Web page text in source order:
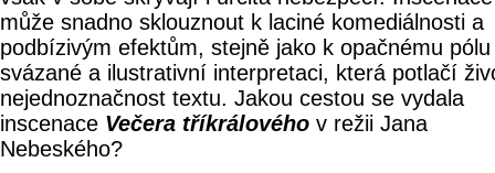
může snadno sklouznout k laciné komediálnosti a
podbízivým efektům, stejně jako k opačnému
svázané a ilustrativní interpretaci, která potlačí
nejednoznačnost textu. Jakou cestou se vydala
inscenace Večera tříkrálového v režii Jana
Nebeského?